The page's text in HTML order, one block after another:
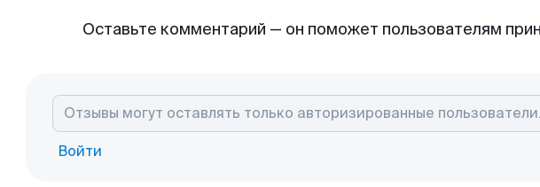
Оставьте комментарий — он поможет пользователям
Войти